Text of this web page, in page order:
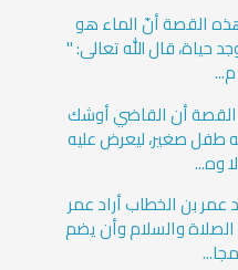
القصة أنّ الماء هو
حياة، قال الله تعالى: "
أن القاضي أوشك
طفل صغير، ليعرض عليه
وه...
بن الخطاب أراد عمر
والسلام وأن يضم